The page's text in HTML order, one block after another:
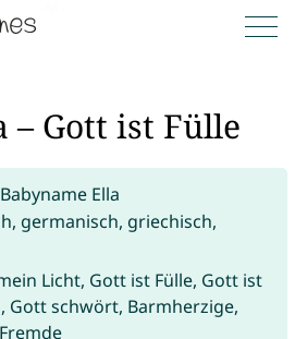
– Gott ist Fülle
germanisch, griechisch,
Licht, Gott ist Fülle, Gott ist
Gott schwört, Barmherzige,